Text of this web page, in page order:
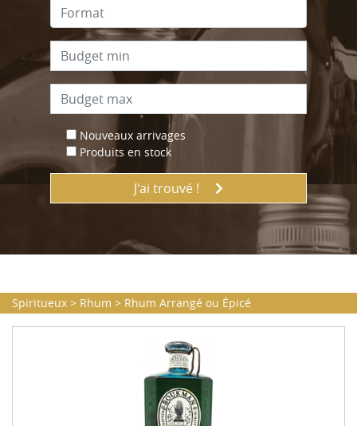
Nouveaux arrivages
Produits en stock
J'ai trouvé !
Spiritueux > Rhum > Rhum Arrangé ou Épicé